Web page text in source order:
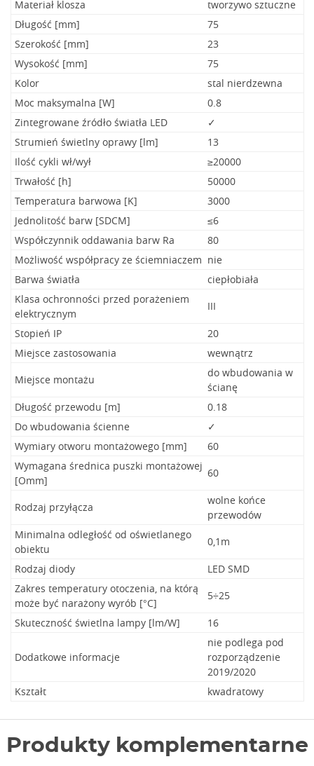
Materiał klosza
tworzywo sztuczne
Długość [mm]
75
Szerokość [mm]
23
Wysokość [mm]
75
Kolor
stal nierdzewna
Moc maksymalna [W]
0.8
Zintegrowane źródło światła LED
✓
Strumień świetlny oprawy [lm]
13
Ilość cykli wł/wył
≥20000
Trwałość [h]
50000
Temperatura barwowa [K]
3000
Jednolitość barw [SDCM]
≤6
Współczynnik oddawania barw Ra
80
Możliwość współpracy ze ściemniaczem nie
Barwa światła
ciepłobiała
Klasa ochronności przed porażeniem
elektrycznym
III
Stopień IP
20
Miejsce zastosowania
wewnątrz
Miejsce montażu
do wbudowania w
ścianę
Długość przewodu [m]
0.18
Do wbudowania ścienne
✓
Wymiary otworu montażowego [mm]
60
Wymagana średnica puszki montażowej
[Omm]
60
Rodzaj przyłącza
wolne końce
przewodów
Minimalna odległość od oświetlanego
obiektu
0,1m
Rodzaj diody
LED SMD
Zakres temperatury otoczenia, na którą
może być narażony wyrób [°C]
5÷25
Skuteczność świetlna lampy [lm/W] 16
Dodatkowe informacje
nie podlega pod
rozporządzenie
2019/2020
Kształt
kwadratowy
Produkty komplementarne